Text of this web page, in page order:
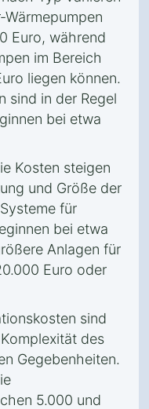
Euro, während
im Bereich
liegen können.
sind in der Regel
bei etwa
Kosten steigen
und Größe der
für
bei etwa
Anlagen für
Euro oder
sind
des
Gegebenheiten.
5.000 und